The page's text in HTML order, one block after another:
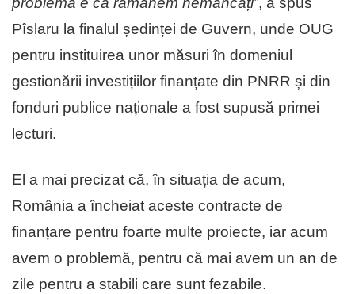
Pîslaru la finalul ședinței de Guvern, unde OUG
pentru instituirea unor măsuri în domeniul
gestionării investițiilor finanțate din PNRR și din
fonduri publice naționale a fost supusă primei
lecturi.
El a mai precizat că, în situația de acum,
România a încheiat aceste contracte de
finanțare pentru foarte multe proiecte, iar acum
avem o problemă, pentru că mai avem un an de
zile pentru a stabili care sunt fezabile.